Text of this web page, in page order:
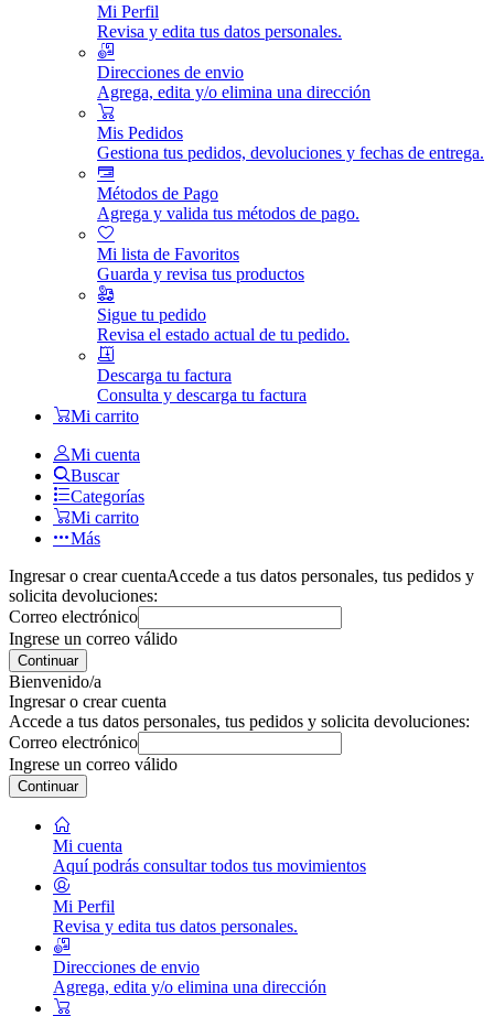
Mi Perfil
Revisa y edita tus datos personales.
Direcciones de envio
Agrega, edita y/o elimina una dirección
Mis Pedidos
Gestiona tus pedidos, devoluciones y fechas de entrega.
Métodos de Pago
Agrega y valida tus métodos de pago.
Mi lista de Favoritos
Guarda y revisa tus productos
Sigue tu pedido
Revisa el estado actual de tu pedido.
Descarga tu factura
Consulta y descarga tu factura
Mi carrito
Mi cuenta
Buscar
Categorías
Mi carrito
Más
Ingresar o crear cuentaAccede a tus datos personales, tus pedidos y
solicita devoluciones:
Correo electrónico
Ingrese un correo válido
Continuar
Bienvenido/a
Ingresar o crear cuenta
Accede a tus datos personales, tus pedidos y solicita devoluciones:
Correo electrónico
Ingrese un correo válido
Continuar
Mi cuenta
Aquí podrás consultar todos tus movimientos
Mi Perfil
Revisa y edita tus datos personales.
Direcciones de envio
Agrega, edita y/o elimina una dirección